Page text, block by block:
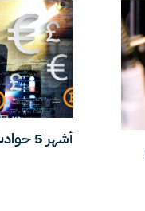
أشهر 5 حوادث سرقة البيتكوين